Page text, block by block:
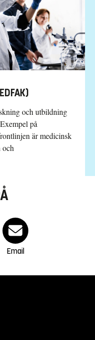
och utbildning
på
är medicinsk
och
Email